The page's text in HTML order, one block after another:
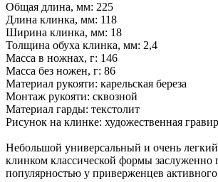
Общая длина, мм: 225
Длина клинка, мм: 118
Ширина клинка, мм: 18
Толщина обуха клинка, мм: 2,4
Масса в ножнах, г: 146
Масса без ножен, г: 86
Материал рукояти: карельская береза
Монтаж рукояти: сквозной
Материал гарды: текстолит
Рисунок на клинке: художественная
Небольшой универсальный и очень
клинком классической формы заслуженно
популярностью у приверженцев